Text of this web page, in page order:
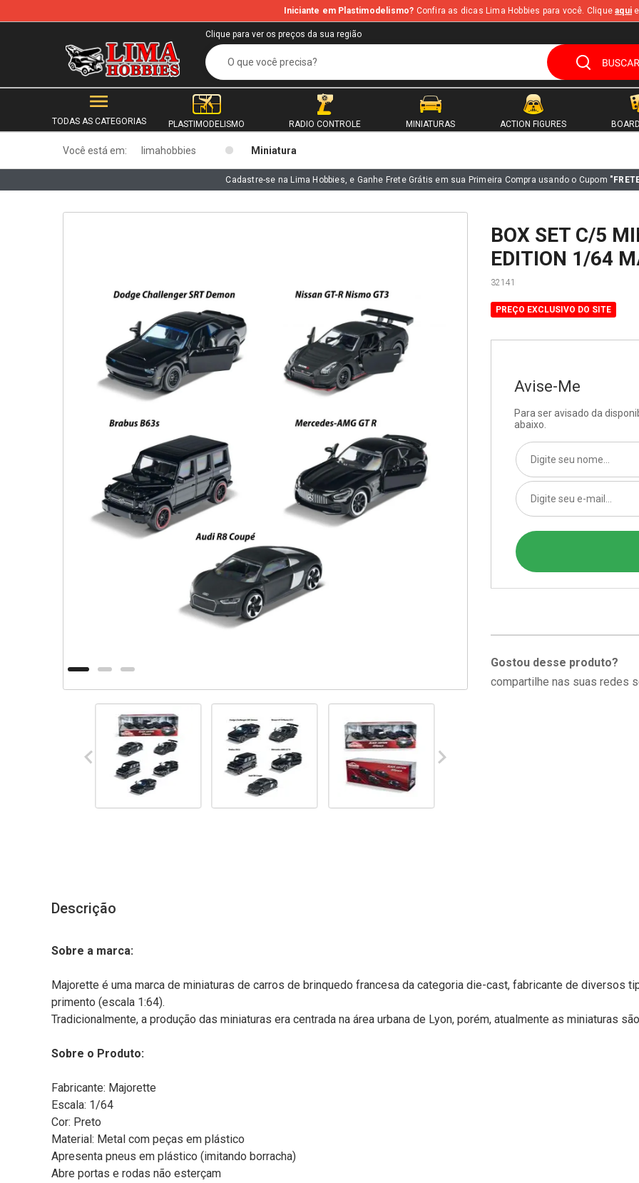
b
Iniciante em Plastimodelismo? Confira as dicas Lima Hobbies para você. Cliqueaqui
Clique para ver os preços da sua região
TODAS AS CATEGORIAS PLASTIMODELISMO RADIO CONTROLE MINIATURAS ACTION FIGURES
Você está em: limahobbies Miniatura
Cadastre-se na Lima Hobbies, e Ganhe Frete Grátis em sua Primeira Compra usando o Cupom
BOX SET C/5
EDITION 1/64
32141
PREÇO EXCLUSIVO DO SITE
Avise-Me
Para ser avisado da
abaixo.
Gostou desse produto?
compartilhe nas suas redes
Descrição
Sobre a marca:
Majorette é uma marca de miniaturas de carros de brinquedo francesa da categoria die-cast, fabricante de diversos
primento (escala 1:64).
Tradicionalmente, a produção das miniaturas era centrada na área urbana de Lyon, porém, atualmente as miniaturas
Sobre o Produto:
Fabricante: Majorette
Escala: 1/64
Cor: Preto
Material: Metal com peças em plástico
Apresenta pneus em plástico (imitando borracha)
Abre portas e rodas não esterçam